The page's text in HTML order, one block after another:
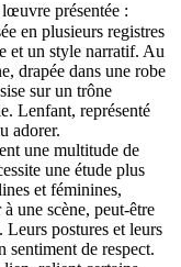
présentée :
en plusieurs registres
et un style narratif. Au
drapée dans une robe
sur un trône
Lenfant, représenté
adorer.
une multitude de
une étude plus
et féminines,
une scène, peut-être
Leurs postures et leurs
sentiment de respect.